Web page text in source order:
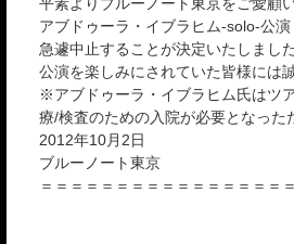
アブドゥーラ・イブラヒム-solo-公
急遽中止することが決定いたしました
公演を楽しみにされていた皆様には
※アブドゥーラ・イブラヒム氏はツ
療/検査のための入院が必要となった
2012年10月2日
ブルーノート東京
＝＝＝＝＝＝＝＝＝＝＝＝＝＝＝＝